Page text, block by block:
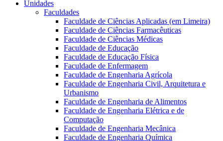
Unidades
Faculdades
Faculdade de Ciências Aplicadas (em Limeira)
Faculdade de Ciências Farmacêuticas
Faculdade de Ciências Médicas
Faculdade de Educação
Faculdade de Educação Física
Faculdade de Enfermagem
Faculdade de Engenharia Agrícola
Faculdade de Engenharia Civil, Arquitetura e
Urbanismo
Faculdade de Engenharia de Alimentos
Faculdade de Engenharia Elétrica e de
Computação
Faculdade de Engenharia Mecânica
Faculdade de Engenharia Química